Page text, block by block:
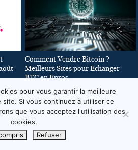
Comment Vendre Bitcoin ?
Meilleurs Sites pour Echanger
BTC en Euros
HANDO TIANA
pour vous garantir la meilleure
Si vous continuez à utiliser ce
que vous acceptez l'utilisation des
cookies.
Refuser